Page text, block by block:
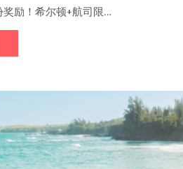
励！希尔顿+航司限…